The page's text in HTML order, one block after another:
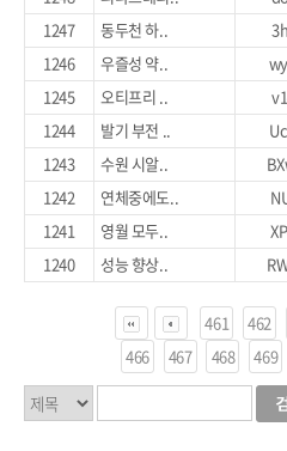
1247
동두천 하..
1246
우즐성 약..
1245
오티프리 ..
1244
발기 부전 ..
1243
수원 시알..
1242
연체중에도..
1241
영월 모두..
1240
성능 향상..
461 462
466
467 468 469